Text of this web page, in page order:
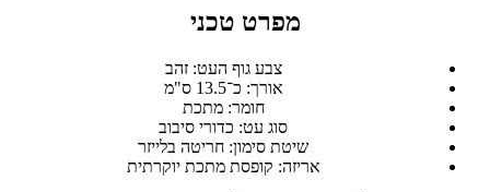
מפרט טכני
צבע גוף העט: זהב
אורך: כ־13.5 ס"מ
חומר: מתכת
סוג עט: כדורי סיבוב
שיטת סימון: חריטה בלייזר
אריזה: קופסת מתכת יוקרתית